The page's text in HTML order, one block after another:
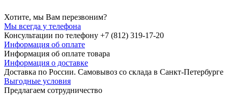
Хотите, мы Вам перезвоним?
Мы всегда у телефона
Консультации по телефону +7 (812) 319-17-20
Информация об оплате
Информация об оплате товара
Информация о доставке
Доставка по России. Самовывоз со склада в Санкт-Петербурге
Выгодные условия
Предлагаем сотрудничество